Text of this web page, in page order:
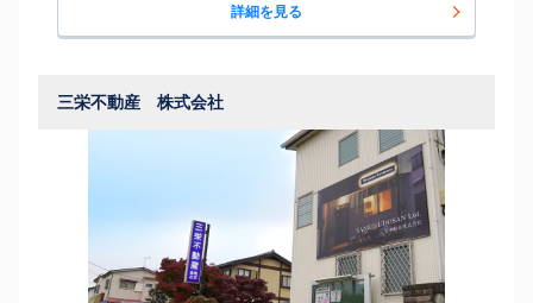
詳細を見る
三栄不動産 株式会社